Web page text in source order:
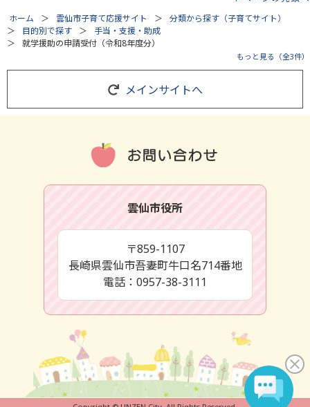
ホーム 雲仙市子育て応援サイト
分類から探す（子育てサイト）
目的別で探す
手当・支援・助成
就学援助の申請受付（令和8年度分）
もっと見る（全3件）
メインサイトへ
雲仙市役所
〒859-1107
長崎県雲仙市吾妻町牛口名714番地
電話：0957-38-3111